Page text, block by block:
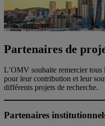
Partenaires de
L’OMV souhaite remercier tous
pour leur contribution et leur
différents projets de recherche.
Partenaires